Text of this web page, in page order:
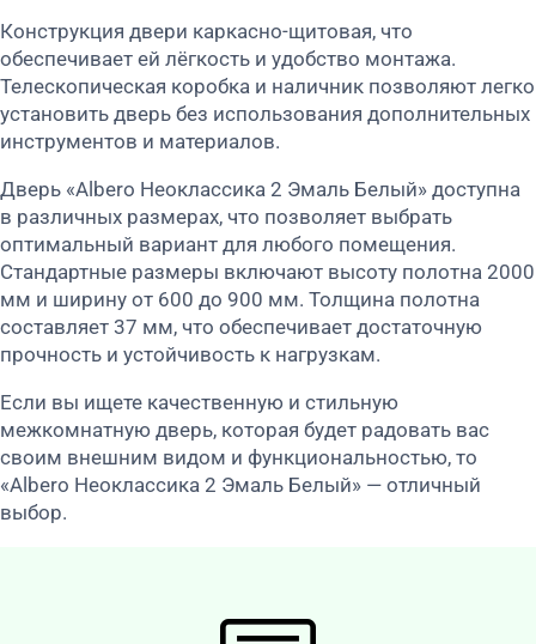
Конструкция двери каркасно-щитовая, что
обеспечивает ей лёгкость и удобство монтажа.
Телескопическая коробка и наличник позволяют легко
установить дверь без использования дополнительных
инструментов и материалов.
Дверь «Albero Неоклассика 2 Эмаль Белый» доступна
в различных размерах, что позволяет выбрать
оптимальный вариант для любого помещения.
Стандартные размеры включают высоту полотна 2000
мм и ширину от 600 до 900 мм. Толщина полотна
составляет 37 мм, что обеспечивает достаточную
прочность и устойчивость к нагрузкам.
Если вы ищете качественную и стильную
межкомнатную дверь, которая будет радовать вас
своим внешним видом и функциональностью, то
«Albero Неоклассика 2 Эмаль Белый» — отличный
выбор.